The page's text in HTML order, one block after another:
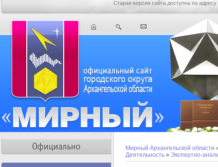
Старая версия сайта доступна по адресу
Мирный Архангельской области
Деятельность » Экспертно-